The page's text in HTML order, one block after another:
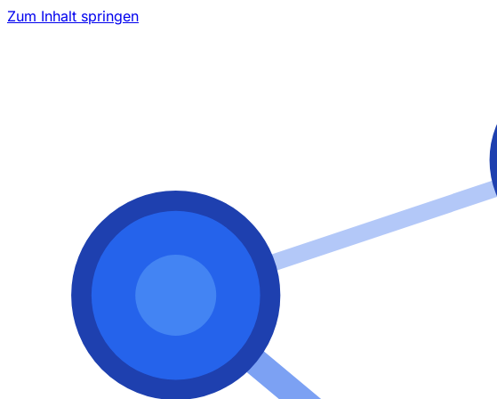
Zum Inhalt springen